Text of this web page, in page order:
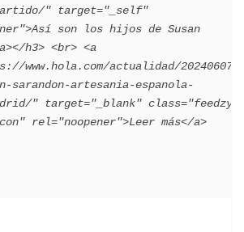
" target="_self"
son los hijos de Susan
h3> <br> ​<a
www.hola.com/actualidad/202406073
sarandon-artesania-espanola-
" target="_blank" class="feedzy-